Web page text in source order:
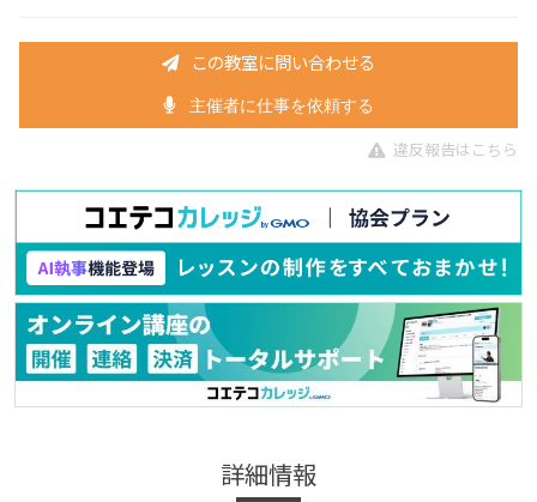
この教室に問い合わせる
主催者に仕事を依頼する
違反報告はこちら
詳細情報